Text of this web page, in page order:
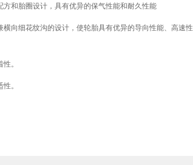
和胎圈设计，具有优异的保气性能和耐久性能
向细花纹沟的设计，使轮胎具有优异的导向性能、高速性
。
。